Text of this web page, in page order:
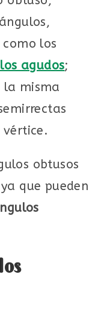
los
agudos;
la misma
vértice.
obtusos
que pueden